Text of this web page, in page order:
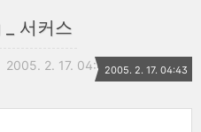
서커스
2005. 2. 17. 04:432005. 2. 17. 04:43